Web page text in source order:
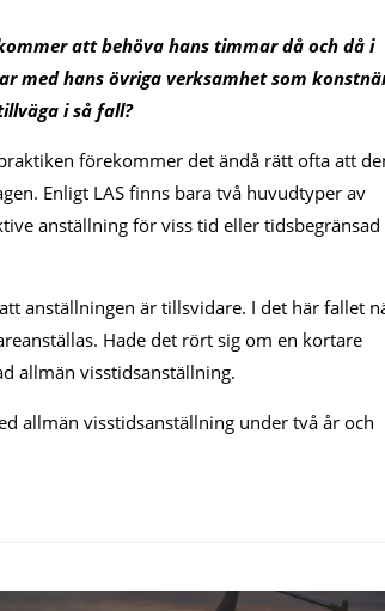
att behöva hans timmar då och då i
med hans övriga verksamhet som
i så fall?
förekommer det ändå rätt ofta att
Enligt LAS finns bara två huvudtyper av
anställning för viss tid eller tidsbegränsad
anställningen är tillsvidare. I det här fallet
Hade det rört sig om en kortare
allmän visstidsanställning.
allmän visstidsanställning under två år och